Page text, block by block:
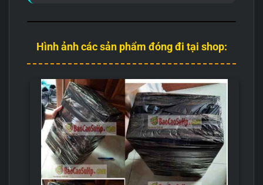
Hình ảnh các sản phẩm đóng đi tại shop: